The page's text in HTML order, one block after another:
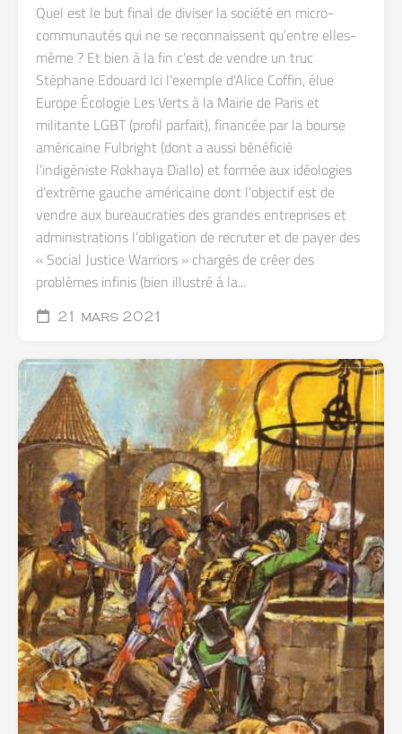
Quel est le but final de diviser la société en micro-
communautés qui ne se reconnaissent qu’entre elles-
même ? Et bien à la fin c’est de vendre un truc
Stéphane Edouard Ici l’exemple d’Alice Coffin, élue
Europe Écologie Les Verts à la Mairie de Paris et
militante LGBT (profil parfait), financée par la bourse
américaine Fulbright (dont a aussi bénéficié
l’indigéniste Rokhaya Diallo) et formée aux idéologies
d’extrême gauche américaine dont l’objectif est de
vendre aux bureaucraties des grandes entreprises et
administrations l’obligation de recruter et de payer des
« Social Justice Warriors » chargés de créer des
problèmes infinis (bien illustré à la...
21 mars 2021